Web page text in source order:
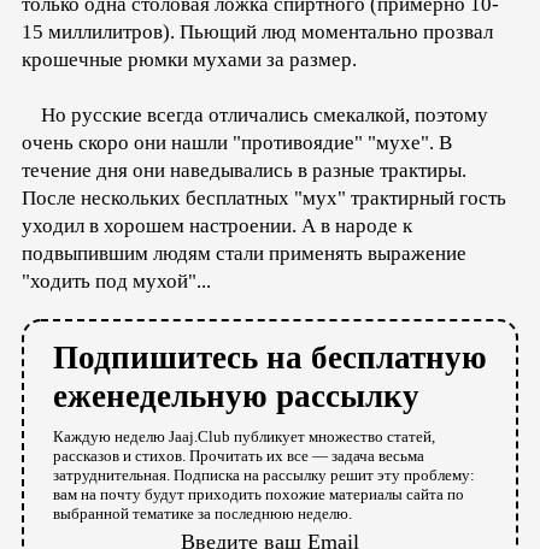
15 миллилитров). Пьющий люд моментально прозвал
крошечные рюмки мухами за размер.
Но русские всегда отличались смекалкой, поэтому
очень скоро они нашли "противоядие" "мухе". В
течение дня они наведывались в разные трактиры.
После нескольких бесплатных "мух" трактирный гость
уходил в хорошем настроении. А в народе к
подвыпившим людям стали применять выражение
"ходить под мухой"...
Подпишитесь на бесплатную
еженедельную рассылку
Каждую неделю Jaaj.Club публикует множество статей,
рассказов и стихов. Прочитать их все — задача весьма
затруднительная. Подписка на рассылку решит эту проблему:
вам на почту будут приходить похожие материалы сайта по
выбранной тематике за последнюю неделю.
Введите ваш Email